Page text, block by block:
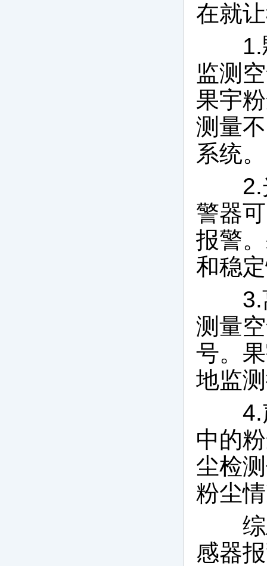
在就
1.颗
监测
果宇
测量
系统。
2.光
警器
报警
和稳
3.离
测量
号。
地监
4.声
中的
尘检
粉尘
综上
感器